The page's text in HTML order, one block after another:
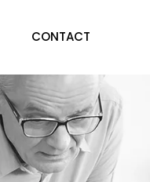
CONTACT